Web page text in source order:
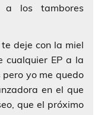
los tambores
deje con la miel
cualquier EP a la
yo me quedo
en el que
que el próximo